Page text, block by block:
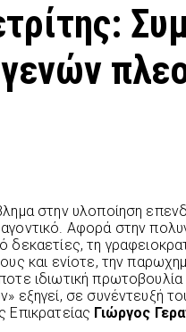
στην υλοποίηση
Αφορά στην
τη
και ενίοτε, την
ιδιωτική
εξηγεί, σε συνέντευξή
Επικρατείας Γιώργος